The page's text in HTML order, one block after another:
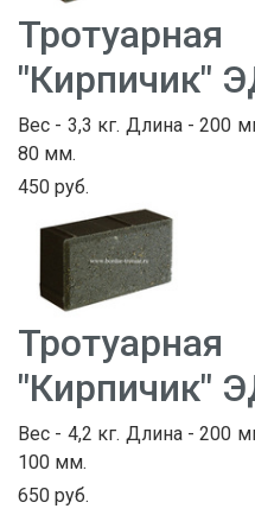
"Кирпичик"
Вес - 3,3 кг. Длина - 200
80 мм.
450 руб.
"Кирпичик"
Вес - 4,2 кг. Длина - 200
100 мм.
650 руб.